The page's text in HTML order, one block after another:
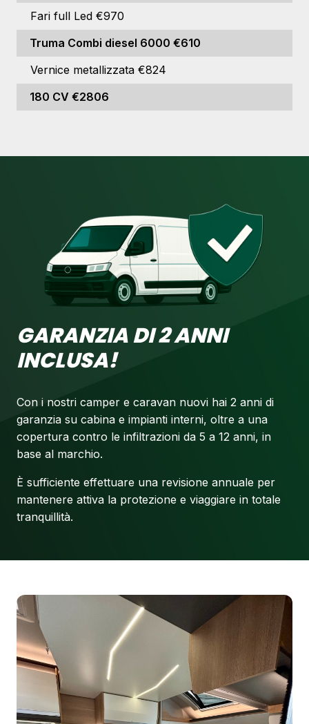
Fari full Led €970
Truma Combi diesel 6000 €610
Vernice metallizzata €824
180 CV €2806
GARANZIA DI 2 ANNI
INCLUSA!
Con i nostri camper e caravan nuovi hai 2 anni di
garanzia su cabina e impianti interni, oltre a una
copertura contro le infiltrazioni da 5 a 12 anni, in
base al marchio.
È sufficiente effettuare una revisione annuale per
mantenere attiva la protezione e viaggiare in totale
tranquillità.